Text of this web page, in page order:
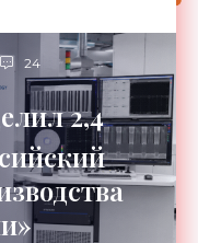
24
2,4